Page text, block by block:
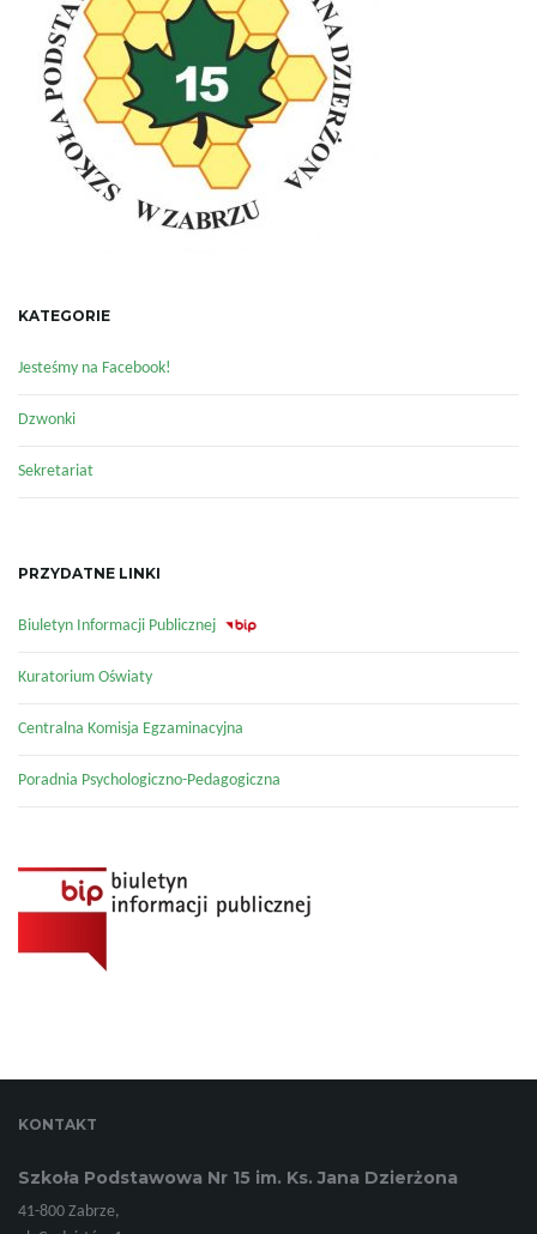
KATEGORIE
Jesteśmy na Facebook!
Dzwonki
Sekretariat
PRZYDATNE LINKI
Biuletyn Informacji Publicznej
Kuratorium Oświaty
Centralna Komisja Egzaminacyjna
Poradnia Psychologiczno-Pedagogiczna
KONTAKT
Szkoła Podstawowa Nr 15 im. Ks. Jana Dzierżona
41-800 Zabrze,